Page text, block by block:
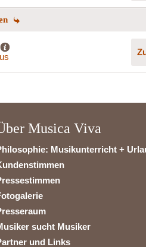
Musica Viva
Musikunterricht +
sucht Musiker
und Links